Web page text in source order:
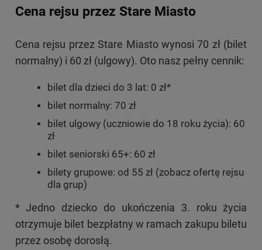
Cena rejsu przez Stare Miasto
Cena rejsu przez Stare Miasto wynosi 70 zł (bilet
normalny) i 60 zł (ulgowy). Oto nasz pełny cennik:
bilet dla dzieci do 3 lat: 0 zł*
bilet normalny: 70 zł
bilet ulgowy (uczniowie do 18 roku życia): 60
zł
bilet seniorski 65+: 60 zł
bilety grupowe: od 55 zł (zobacz ofertę rejsu
dla grup)
* Jedno dziecko do ukończenia 3. roku życia
otrzymuje bilet bezpłatny w ramach zakupu biletu
przez osobę dorosłą.